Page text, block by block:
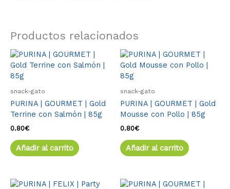
Productos relacionados
snack-gato
PURINA | GOURMET | Gold
Terrine con Salmón | 85g
0.80€
Añadir al carrito
snack-gato
PURINA | GOURMET | Gold
Mousse con Pollo | 85g
0.80€
Añadir al carrito